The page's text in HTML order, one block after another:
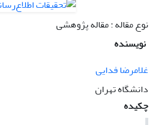
نوع مقاله : مقاله پژوهشی
نویسنده
غلامرضا فدایی
دانشگاه تهران
چکیده